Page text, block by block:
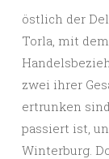
östlich der
Torla, mit
zwei ihrer
ertrunken
passiert ist,
Winterburg.